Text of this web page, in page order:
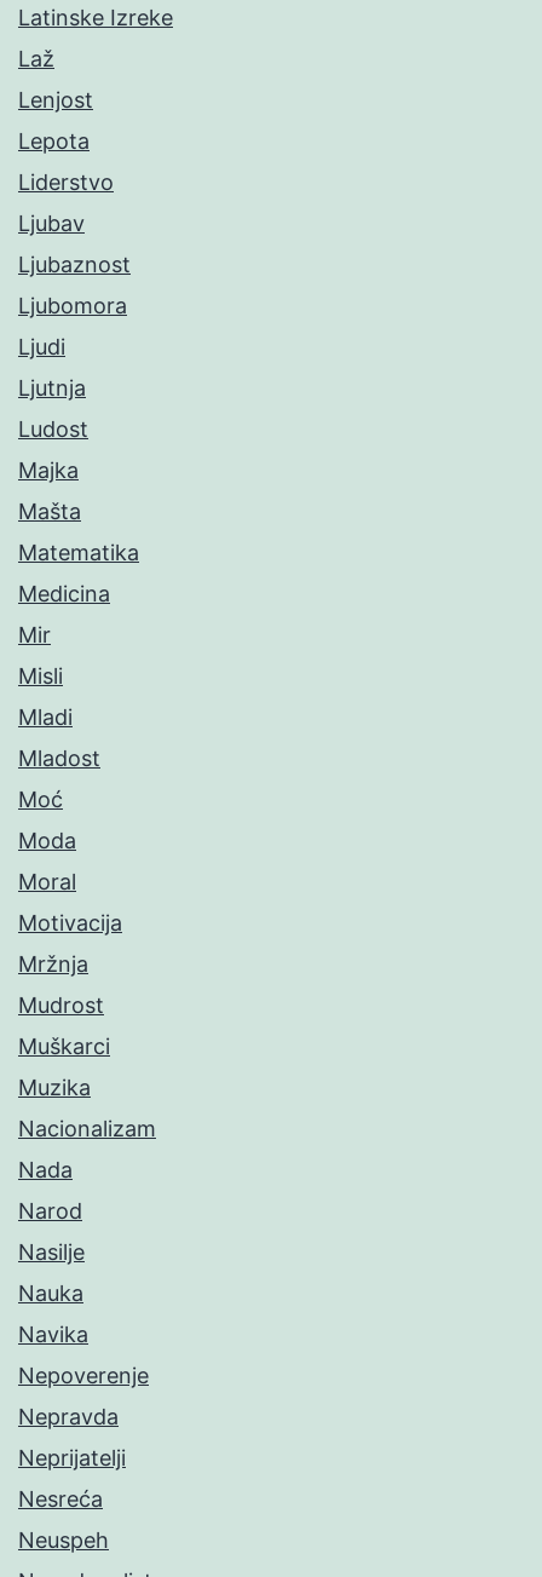
Latinske Izreke
Laž
Lenjost
Lepota
Liderstvo
Ljubav
Ljubaznost
Ljubomora
Ljudi
Ljutnja
Ludost
Majka
Mašta
Matematika
Medicina
Mir
Misli
Mladi
Mladost
Moć
Moda
Moral
Motivacija
Mržnja
Mudrost
Muškarci
Muzika
Nacionalizam
Nada
Narod
Nasilje
Nauka
Navika
Nepoverenje
Nepravda
Neprijatelji
Nesreća
Neuspeh